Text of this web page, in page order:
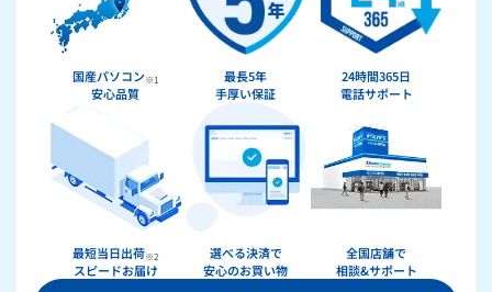
ドスパラ
国産パソコン※1
安心品質
最長5年
手厚い保証
24時間365日
電話サポート
最短当日出荷※2
スピードお届け
選べる決済で
安心のお買い物
全国店舗で
相談&サポート